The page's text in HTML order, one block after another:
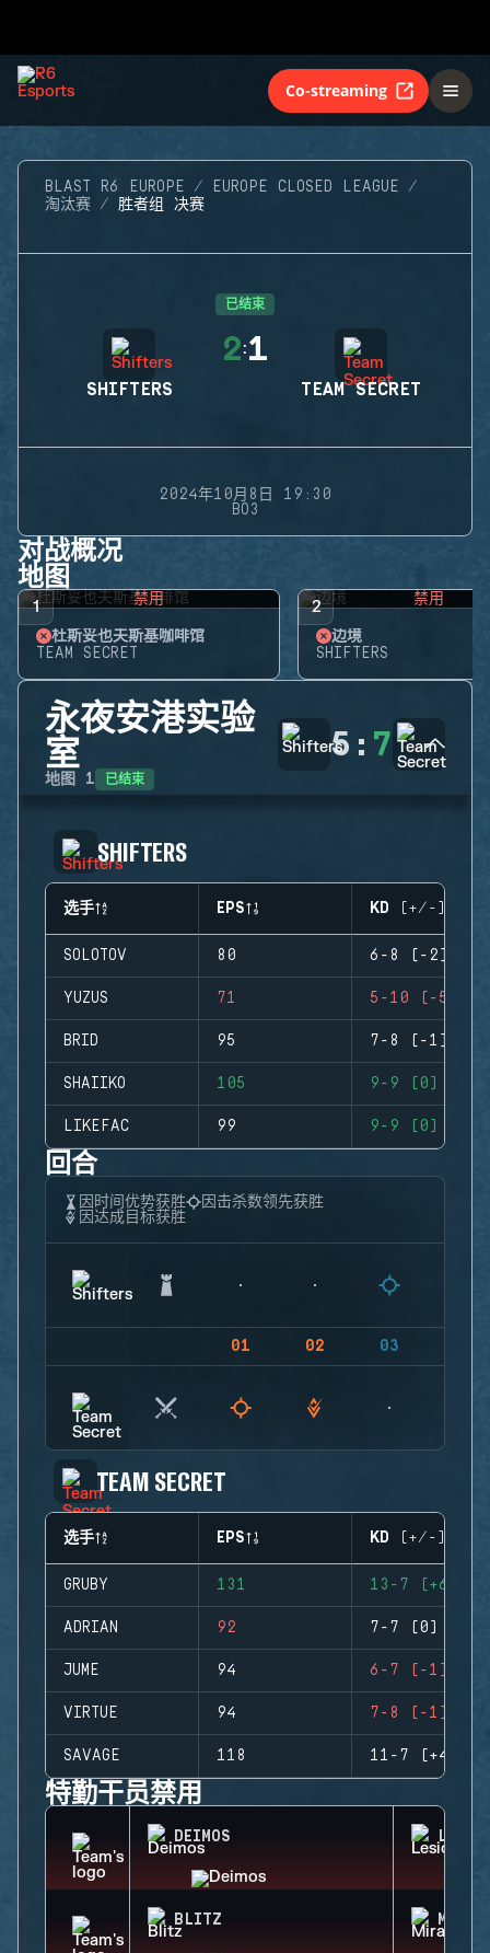
Co-streaming
BLAST R6 EUROPE
EUROPE CLOSED LEAGUE
淘汰赛
胜者组 决赛
已结束
SHIFTERS
2:1
TEAM SECRET
2024年10月8日 19:30
BO3
对战概况
地图
1 禁用
杜斯妥也夫斯基咖啡馆
TEAM SECRET
2 禁用
边境
SHIFTERS
永夜安港实验
室
地图 1 已结束
5 : 7
SHIFTERS
选手 EPS KD (+/-)
SOLOTOV 80 6-8 (-2)
YUZUS 71 5-10 (-5)
BRID 95 7-8 (-1)
SHAIIKO 105 9-9 (0)
LIKEFAC 99 9-9 (0)
回合
因时间优势获胜
因击杀数领先获胜
因达成目标获胜
01 02 03
TEAM SECRET
选手 EPS KD (+/-)
GRUBY 131 13-7 (+6)
ADRIAN 92 7-7 (0)
JUME 94 6-7 (-1)
VIRTUE 94 7-8 (-1)
SAVAGE 118 11-7 (+4)
特勤干员禁用
DEIMOS
BLITZ MIRA